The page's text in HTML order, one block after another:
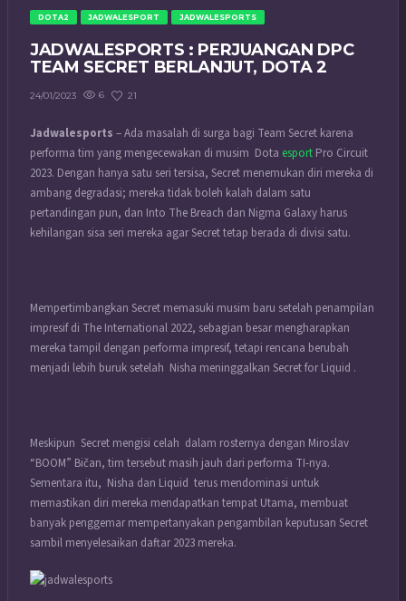
DOTA2 JADWALESPORT JADWALESPORTS
JADWALESPORTS : PERJUANGAN DPC
TEAM SECRET BERLANJUT, DOTA 2
24/01/2023 6 21
Jadwalesports – Ada masalah di surga bagi Team Secret karena
performa tim yang mengecewakan di musim Dota esport Pro Circuit
2023. Dengan hanya satu seri tersisa, Secret menemukan diri mereka di
ambang degradasi; mereka tidak boleh kalah dalam satu
pertandingan pun, dan Into The Breach dan Nigma Galaxy harus
kehilangan sisa seri mereka agar Secret tetap berada di divisi satu.
Mempertimbangkan Secret memasuki musim baru setelah penampilan
impresif di The International 2022, sebagian besar mengharapkan
mereka tampil dengan performa impresif, tetapi rencana berubah
menjadi lebih buruk setelah Nisha meninggalkan Secret for Liquid .
Meskipun Secret mengisi celah dalam rosternya dengan Miroslav
“BOOM” Bičan, tim tersebut masih jauh dari performa TI-nya.
Sementara itu, Nisha dan Liquid terus mendominasi untuk
memastikan diri mereka mendapatkan tempat Utama, membuat
banyak penggemar mempertanyakan pengambilan keputusan Secret
sambil menyelesaikan daftar 2023 mereka.